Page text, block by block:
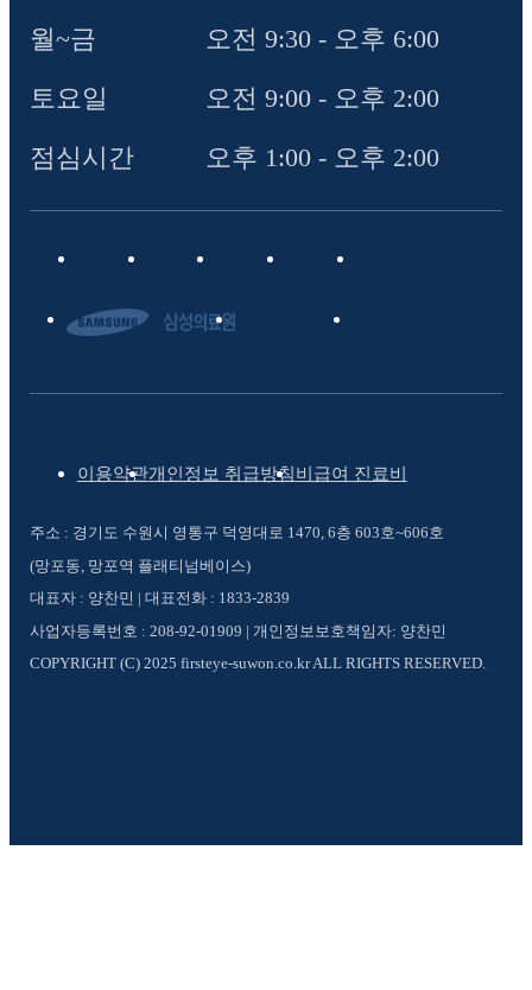
월~금
오전 9:30 - 오후 6:00
토요일
오전 9:00 - 오후 2:00
점심시간
오후 1:00 - 오후 2:00
이용약관개인정보 취급방침비급여 진료비
주소 : 경기도 수원시 영통구 덕영대로 1470, 6층 603호~606호
(망포동, 망포역 플래티넘베이스)
대표자 : 양찬민 | 대표전화 : 1833-2839
사업자등록번호 : 208-92-01909 | 개인정보보호책임자: 양찬민
COPYRIGHT (C) 2025 firsteye-suwon.co.kr ALL RIGHTS RESERVED.